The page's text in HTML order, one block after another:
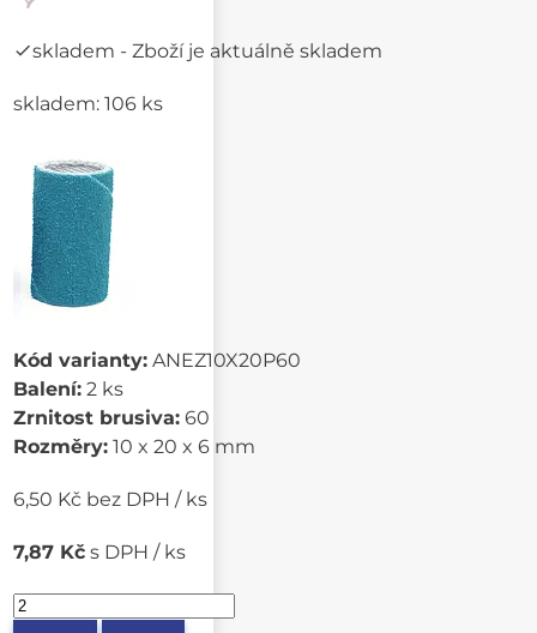
skladem - Zboží je aktuálně skladem
skladem: 106 ks
Kód varianty: ANEZ10X20P60
Balení: 2 ks
Zrnitost brusiva: 60
Rozměry: 10 x 20 x 6 mm
6,50 Kč bez DPH / ks
7,87 Kč s DPH / ks